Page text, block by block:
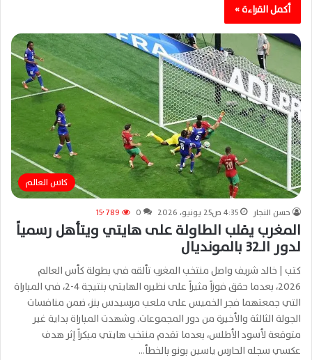
أكمل القراءة »
كاس العالم
حسن النجار 4:35 ص25 يونيو، 2026 0 15٬789
المغرب يقلب الطاولة على هايتي ويتأهل رسمياً
لدور الـ32 بالمونديال
كتب | خالد شريف واصل منتخب المغرب تألقه في بطولة كأس العالم
2026، بعدما حقق فوزاً مثيراً على نظيره الهايتي بنتيجة 4-2، في المباراة
التي جمعتهما فجر الخميس على ملعب مرسيدس بنز، ضمن منافسات
الجولة الثالثة والأخيرة من دور المجموعات. وشهدت المباراة بداية غير
متوقعة لأسود الأطلس، بعدما تقدم منتخب هايتي مبكراً إثر هدف
عكسي سجله الحارس ياسين بونو بالخطأ…